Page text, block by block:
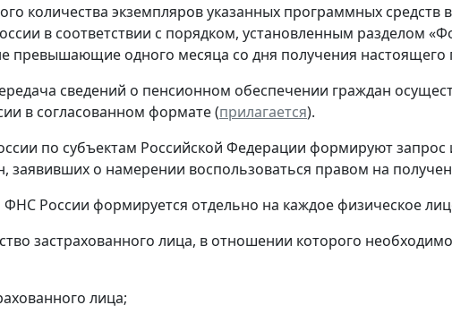
количества экземпляров указанных программных средств
в соответствии с порядком, установленным разделом
превышающие одного месяца со дня получения настоящего
сведений о пенсионном обеспечении граждан
в согласованном формате (прилагается).
по субъектам Российской Федерации формируют
заявивших о намерении воспользоваться правом на
ФНС России формируется отдельно на каждое физическое
застрахованного лица, в отношении которого
лица;